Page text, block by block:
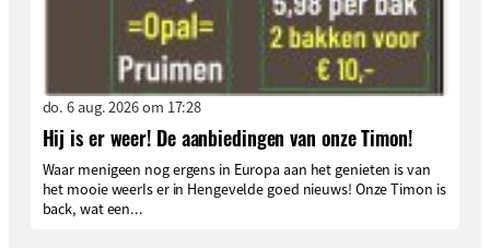
do. 6 aug. 2026 om 17:28
Hij is er weer! De aanbiedingen van onze Timon!
Waar menigeen nog ergens in Europa aan het genieten is van
het mooie weerIs er in Hengevelde goed nieuws! Onze Timon is
back, wat een...